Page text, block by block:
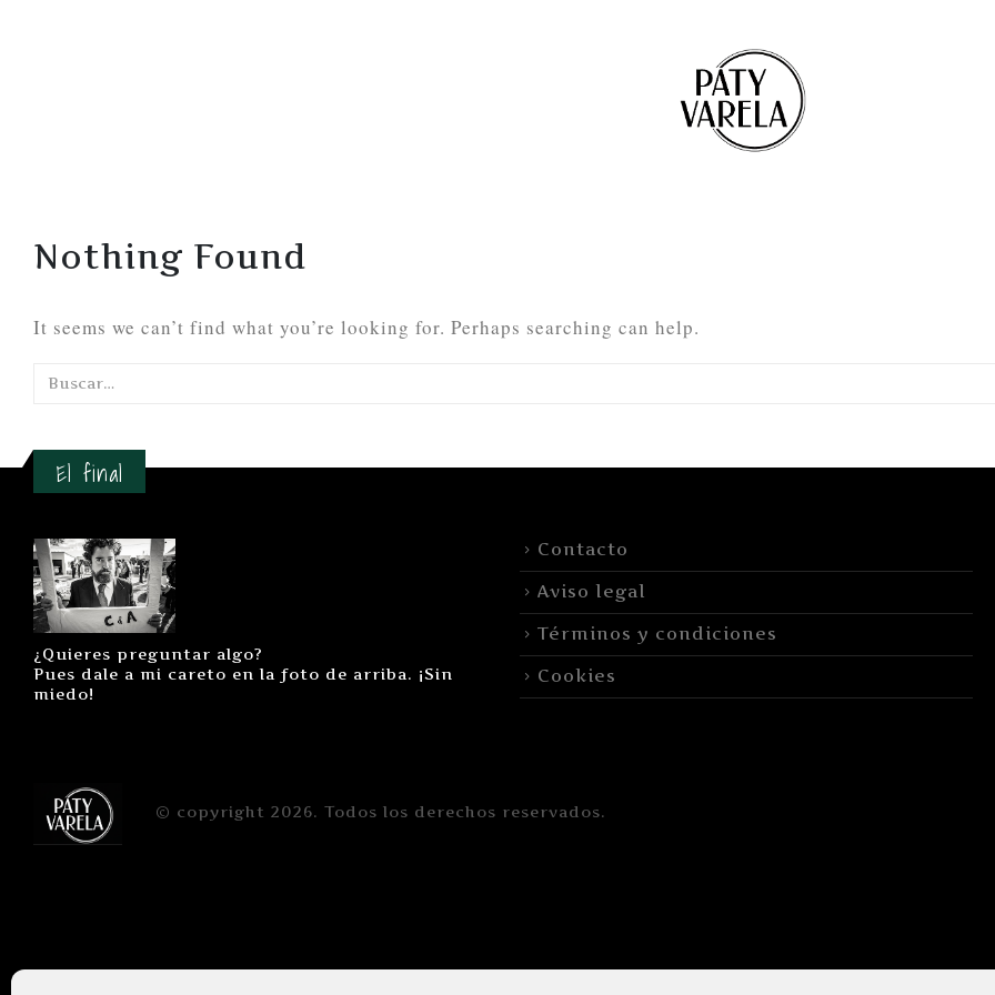
Nothing Found
It seems we can’t find what you’re looking for. Perhaps searching can help.
El final
¿Quieres preguntar algo?
Pues dale a mi careto en la foto de arriba. ¡Sin
miedo!
Contacto
Aviso legal
Términos y condiciones
Cookies
© copyright 2026. Todos los derechos reservados.